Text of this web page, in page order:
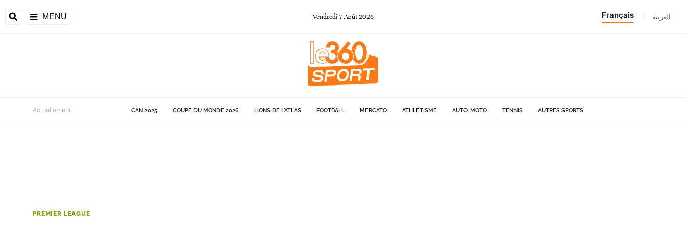
MENU Vendredi 7Août 2026 Français العربية
de la CAF
Actuellement CAN 2025 COUPE DU MONDE 2026 LIONS DE L'ATLAS FOOTBALL MERCATO ATHLÉTISME AUTO-MOTO TENNIS AUTRES SPORTS
PREMIER LEAGUE